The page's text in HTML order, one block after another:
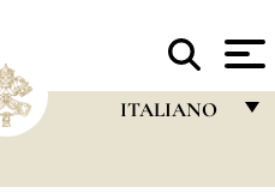
ITALIANO